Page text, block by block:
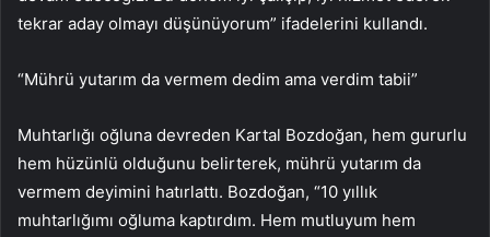
tekrar aday olmayı düşünüyorum” ifadelerini kullandı.
“Mührü yutarım da vermem dedim ama verdim tabii”
Muhtarlığı oğluna devreden Kartal Bozdoğan, hem gururlu
hem hüzünlü olduğunu belirterek, mührü yutarım da
vermem deyimini hatırlattı. Bozdoğan, “10 yıllık
muhtarlığımı oğluma kaptırdım. Hem mutluyum hem